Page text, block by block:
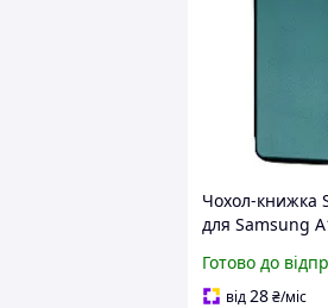
Чохол-книжка
для Samsung
захисний
зелений 360
Готово до
від28₴/міс